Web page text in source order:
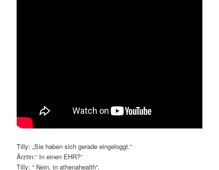
Tilly: „Sie haben sich gerade eingeloggt.“
Ärztin:“ In einen EHR?“
Tilly: “ Nein, in athenahealth“.